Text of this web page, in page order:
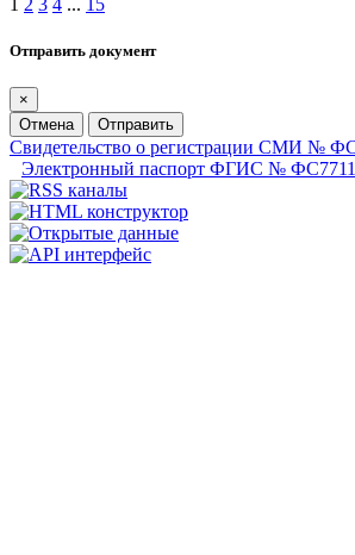
1 2 3 4 ... 15
Отправить документ
×
Отмена
Отправить
Свидетельство о регистрации СМИ №
Электронный паспорт ФГИС №